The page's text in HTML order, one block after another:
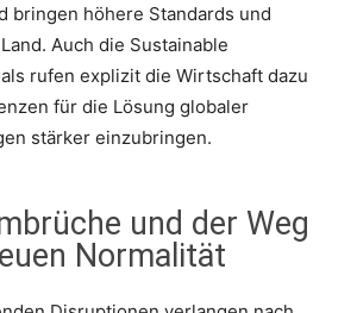
bringen höhere Standards und
Auch die Sustainable
rufen explizit die Wirtschaft dazu
für die Lösung globaler
stärker einzubringen.
und der Weg
Normalität